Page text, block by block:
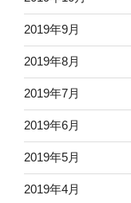
2019年9月
2019年8月
2019年7月
2019年6月
2019年5月
2019年4月